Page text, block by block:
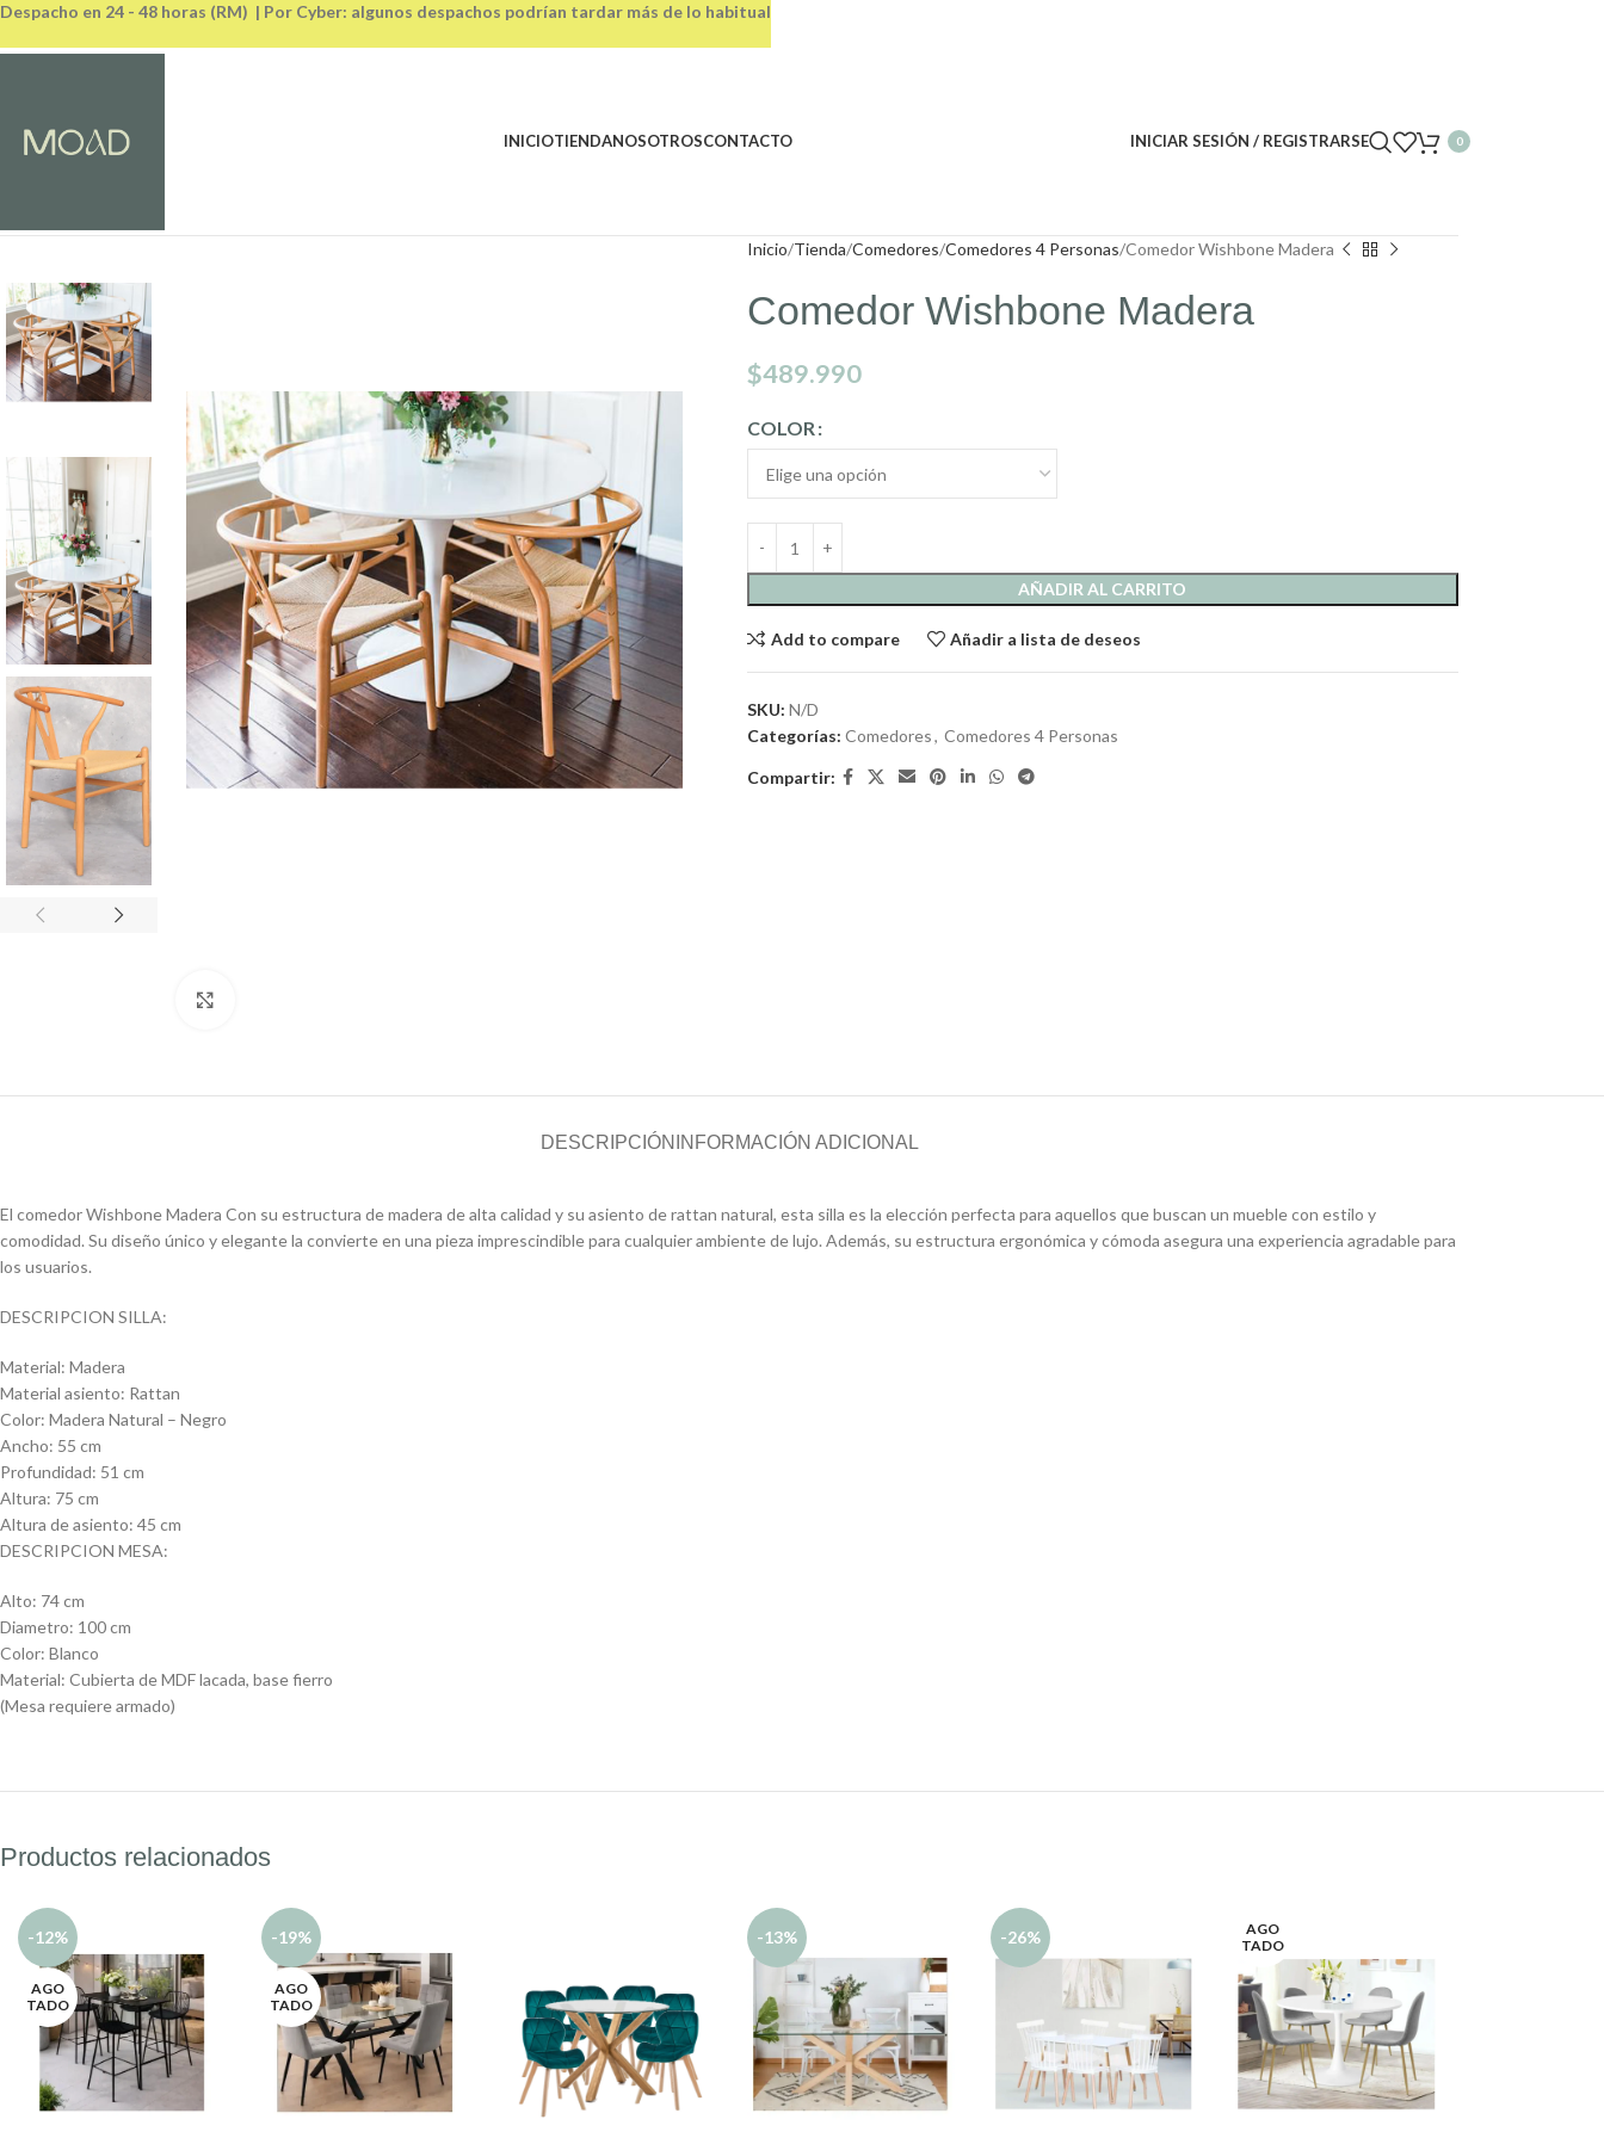
INICIOTIENDANOSOTROSCONTACTO INICIAR SESIÓN / REGISTRARSE 0
Inicio Tienda Comedores Comedores 4 Personas Comedor Wishbone Madera
Comedor Wishbone Madera
$489.990
COLOR
AÑADIR AL CARRITO
Add to compare Añadir a lista de deseos
SKU: N/D
Categorías: Comedores, Comedores 4 Personas
Compartir:
DESCRIPCIÓN INFORMACIÓN ADICIONAL
El comedor Wishbone Madera Con su estructura de madera de alta calidad y su asiento de rattan natural, esta silla es la elección perfecta para aquellos que buscan un mueble con estilo y
comodidad. Su diseño único y elegante la convierte en una pieza imprescindible para cualquier ambiente de lujo. Además, su estructura ergonómica y cómoda asegura una experiencia agradable para
los usuarios.
DESCRIPCION SILLA:
Material: Madera
Material asiento: Rattan
Color: Madera Natural – Negro
Ancho: 55 cm
Profundidad: 51 cm
Altura: 75 cm
Altura de asiento: 45 cm
DESCRIPCION MESA:
Alto: 74 cm
Diametro: 100 cm
Color: Blanco
Material: Cubierta de MDF lacada, base fierro
(Mesa requiere armado)
Productos relacionados
-12%
AGO
TADO
-19%
AGO
TADO
-13% -26%
AGO
TADO
Despacho en 24 - 48 horas (RM) | Por Cyber: algunos despachos podrían tardar más de lo habitual